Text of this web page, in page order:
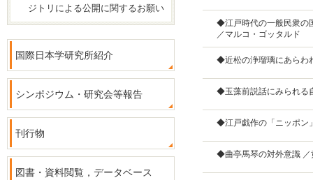
◆江戸時代の一般民衆の
／マルコ・ゴッタルド
◆近松の浄瑠璃にあらわ
◆玉藻前説話にみられる
◆江戸戯作の「ニッポン
◆曲亭馬琴の対外意識 ／
ジトリによる公開に関するお願い
国際日本学研究所紹介
シンポジウム・研究会等報告
刊行物
図書・資料閲覧，データベース